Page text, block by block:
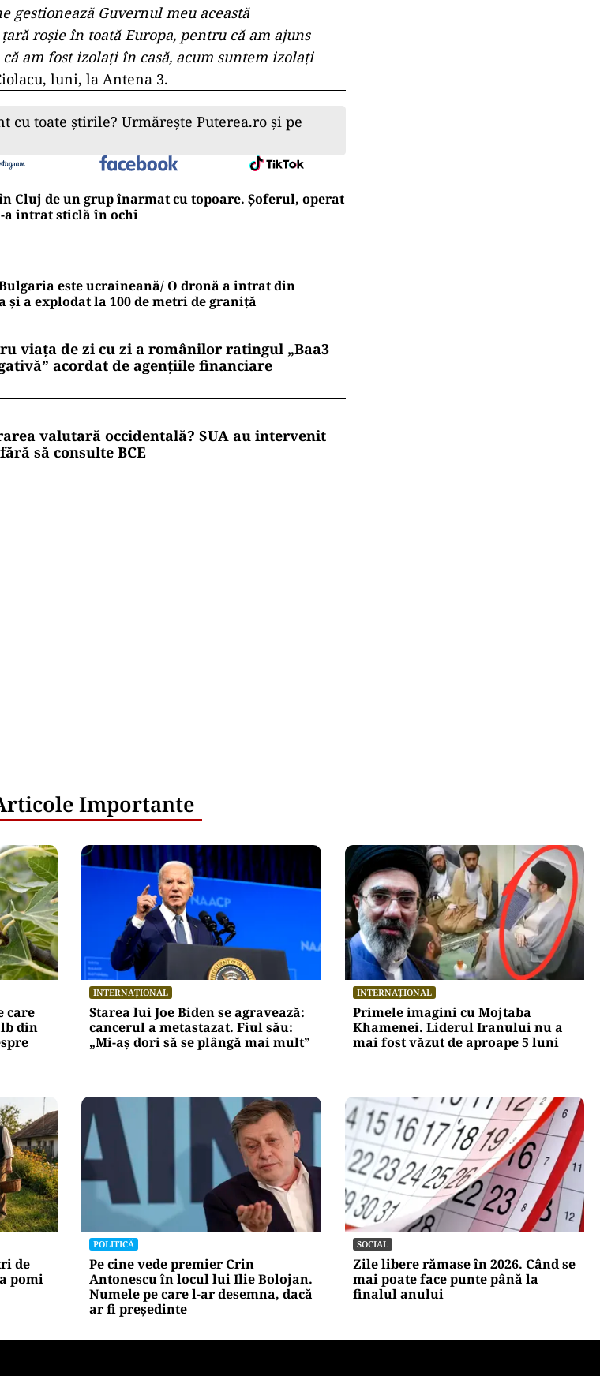
gestionează Guvernul meu această
roşie în toată Europa, pentru că am ajuns
am fost izolaţi în casă, acum suntem izolaţi
luni, la Antena 3.
cu toate știrile? Urmărește Puterea.ro și pe
Cluj de un grup înarmat cu topoare. Șoferul, operat
a intrat sticlă în ochi
este ucraineană/ O dronă a intrat din
şi a explodat la 100 de metri de graniţă
viața de zi cu zi a românilor ratingul „Baa3
acordat de agențiile financiare
valutară occidentală? SUA au intervenit
să consulte BCE
Importante
care
din
INTERNAȚIONAL
Starea lui Joe Biden se agravează:
cancerul a metastazat. Fiul său:
„Mi-aș dori să se plângă mai mult”
INTERNAȚIONAL
Primele imagini cu Mojtaba
Khamenei. Liderul Iranului nu a
mai fost văzut de aproape 5 luni
de
pomi
POLITICĂ
Pe cine vede premier Crin
Antonescu în locul lui Ilie Bolojan.
Numele pe care l-ar desemna, dacă
ar fi președinte
SOCIAL
Zile libere rămase în 2026. Când se
mai poate face punte până la
finalul anului